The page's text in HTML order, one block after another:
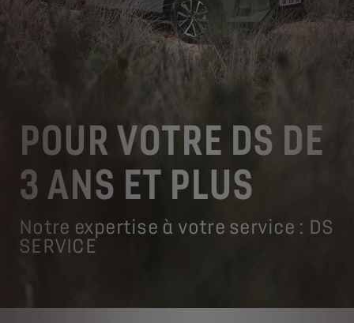
POUR VOTRE DS DE
3 ANS ET PLUS
Notre expertise à votre service : DS
SERVICE